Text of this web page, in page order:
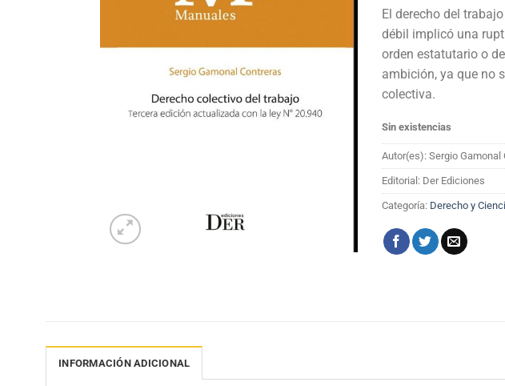
El derecho del
débil implicó una
orden estatutario o
ambición, ya que no
colectiva.
Sin existencias
Autor(es): Sergio Gamonal
Editorial: Der Ediciones
Categoría: Derecho y
INFORMACIÓN ADICIONAL